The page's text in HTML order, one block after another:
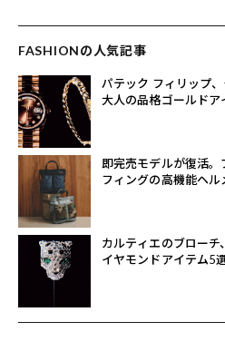
FASHIONの人気記事
パテック フィリップ
大人の品格ゴールドア
即完売モデルが復活
フィングの高機能ヘル
カルティエのブロー
イヤモンドアイテム5